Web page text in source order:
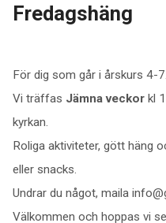
Fredagshäng
För dig som går i årskurs 4-7.
Vi träffas Jämna veckorkl
kyrkan.
Roliga aktiviteter, gött häng
eller snacks.
Undrar du något, maila
Välkommen och hoppas vi